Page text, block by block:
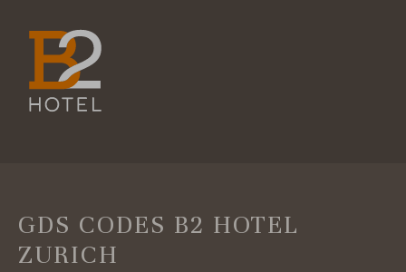
GDS CODES B2 HOTEL
ZURICH